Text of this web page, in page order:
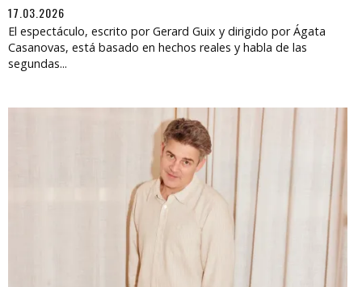
17.03.2026
El espectáculo, escrito por Gerard Guix y dirigido por Ágata
Casanovas, está basado en hechos reales y habla de las
segundas...